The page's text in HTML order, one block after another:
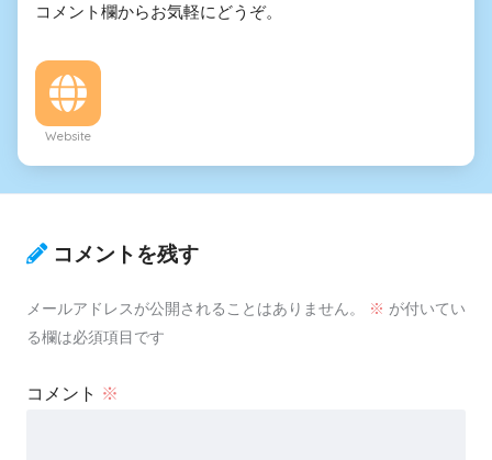
コメント欄からお気軽にどうぞ。
Website
コメントを残す
メールアドレスが公開されることはありません。 ※ が付いてい
る欄は必須項目です
コメント ※